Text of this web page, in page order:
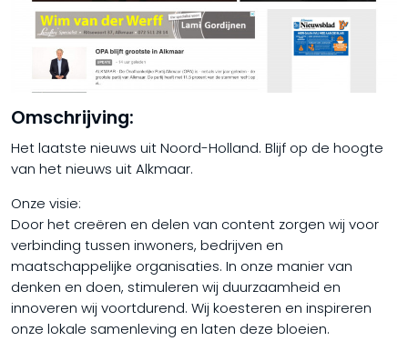
Omschrijving:
Het laatste nieuws uit Noord-Holland. Blijf op de hoogte
van het nieuws uit Alkmaar.
Onze visie:
Door het creëren en delen van content zorgen wij voor
verbinding tussen inwoners, bedrijven en
maatschappelijke organisaties. In onze manier van
denken en doen, stimuleren wij duurzaamheid en
innoveren wij voortdurend. Wij koesteren en inspireren
onze lokale samenleving en laten deze bloeien.